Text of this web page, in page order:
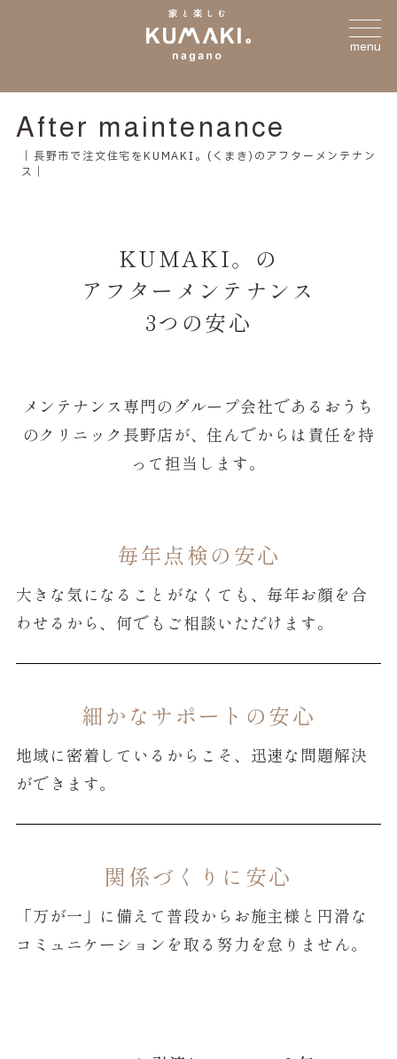
menu
After maintenance
長野市で注文住宅をKUMAKI。(くまき)のアフターメンテナン
ス
KUMAKI。の
アフターメンテナンス
3つの安心
メンテナンス専門のグループ会社であるおうち
のクリニック長野店が、住んでからは責任を持
って担当します。
毎年点検の安心
大きな気になることがなくても、毎年お顔を合
わせるから、何でもご相談いただけます。
細かなサポートの安心
地域に密着しているからこそ、迅速な問題解決
ができます。
関係づくりに安心
「万が一」に備えて普段からお施主様と円滑な
コミュニケーションを取る努力を怠りません。